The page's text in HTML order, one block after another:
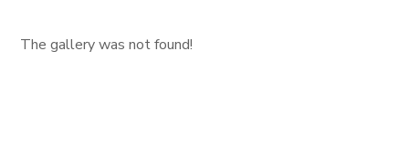
The gallery was not found!